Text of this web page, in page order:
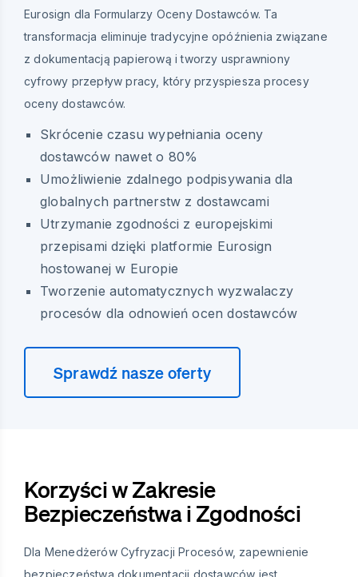
Eurosign dla Formularzy Oceny Dostawców. Ta
transformacja eliminuje tradycyjne opóźnienia związane
z dokumentacją papierową i tworzy usprawniony
cyfrowy przepływ pracy, który przyspiesza procesy
oceny dostawców.
Skrócenie czasu wypełniania oceny
dostawców nawet o 80%
Umożliwienie zdalnego podpisywania dla
globalnych partnerstw z dostawcami
Utrzymanie zgodności z europejskimi
przepisami dzięki platformie Eurosign
hostowanej w Europie
Tworzenie automatycznych wyzwalaczy
procesów dla odnowień ocen dostawców
Sprawdź nasze oferty
Korzyści w Zakresie
Bezpieczeństwa i Zgodności
Dla Menedżerów Cyfryzacji Procesów, zapewnienie